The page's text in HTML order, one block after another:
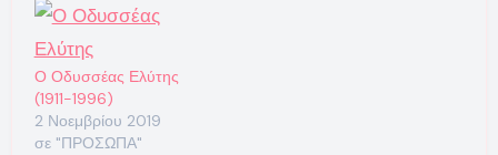
Ο Οδυσσέας Ελύτης
(1911-1996)
2 Νοεμβρίου 2019
σε "ΠΡΟΣΩΠΑ"